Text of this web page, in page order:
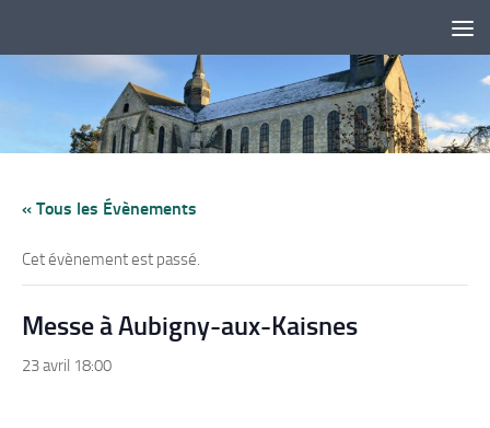
« Tous les Évènements
Cet évènement est passé.
Messe à Aubigny-aux-Kaisnes
23 avril 18:00